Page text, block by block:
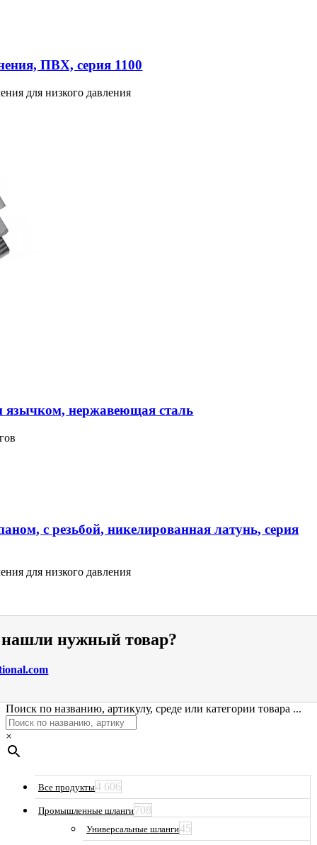
ПВХ, серия 1100
для низкого давления
язычком, нержавеющая сталь
с резьбой, никелированная латунь, серия
для низкого давления
нужный товар?
Поиск по названию, артикулу, среде или категории товара ...
×
Все продукты4 606
Промышленные шланги708
Универсальные шланги45